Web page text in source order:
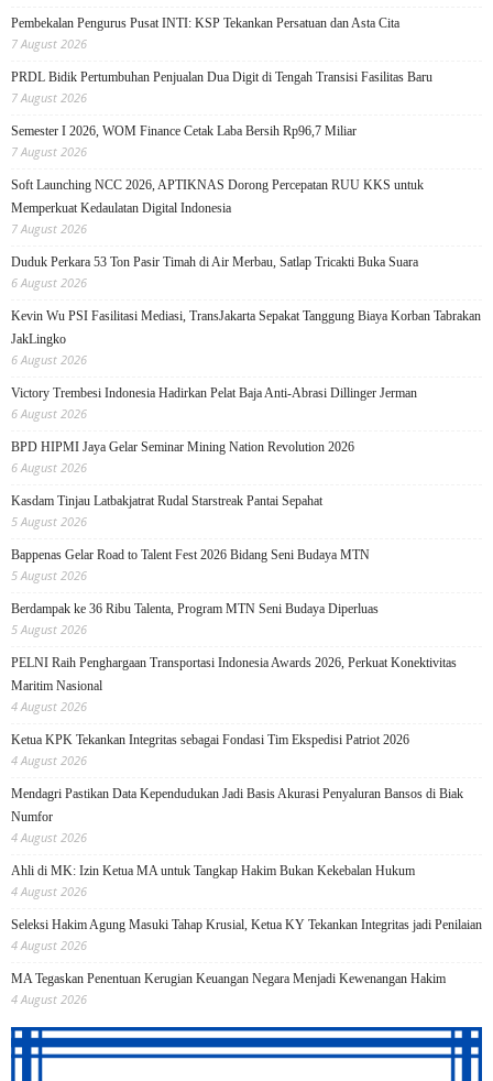
Pembekalan Pengurus Pusat INTI: KSP Tekankan Persatuan dan Asta Cita
7 August 2026
PRDL Bidik Pertumbuhan Penjualan Dua Digit di Tengah Transisi Fasilitas Baru
7 August 2026
Semester I 2026, WOM Finance Cetak Laba Bersih Rp96,7 Miliar
7 August 2026
Soft Launching NCC 2026, APTIKNAS Dorong Percepatan RUU KKS untuk
Memperkuat Kedaulatan Digital Indonesia
7 August 2026
Duduk Perkara 53 Ton Pasir Timah di Air Merbau, Satlap Tricakti Buka Suara
6 August 2026
Kevin Wu PSI Fasilitasi Mediasi, TransJakarta Sepakat Tanggung Biaya Korban Tabrakan
JakLingko
6 August 2026
Victory Trembesi Indonesia Hadirkan Pelat Baja Anti-Abrasi Dillinger Jerman
6 August 2026
BPD HIPMI Jaya Gelar Seminar Mining Nation Revolution 2026
6 August 2026
Kasdam Tinjau Latbakjatrat Rudal Starstreak Pantai Sepahat
5 August 2026
Bappenas Gelar Road to Talent Fest 2026 Bidang Seni Budaya MTN
5 August 2026
Berdampak ke 36 Ribu Talenta, Program MTN Seni Budaya Diperluas
5 August 2026
PELNI Raih Penghargaan Transportasi Indonesia Awards 2026, Perkuat Konektivitas
Maritim Nasional
4 August 2026
Ketua KPK Tekankan Integritas sebagai Fondasi Tim Ekspedisi Patriot 2026
4 August 2026
Mendagri Pastikan Data Kependudukan Jadi Basis Akurasi Penyaluran Bansos di Biak
Numfor
4 August 2026
Ahli di MK: Izin Ketua MA untuk Tangkap Hakim Bukan Kekebalan Hukum
4 August 2026
Seleksi Hakim Agung Masuki Tahap Krusial, Ketua KY Tekankan Integritas jadi Penilaian
4 August 2026
MA Tegaskan Penentuan Kerugian Keuangan Negara Menjadi Kewenangan Hakim
4 August 2026